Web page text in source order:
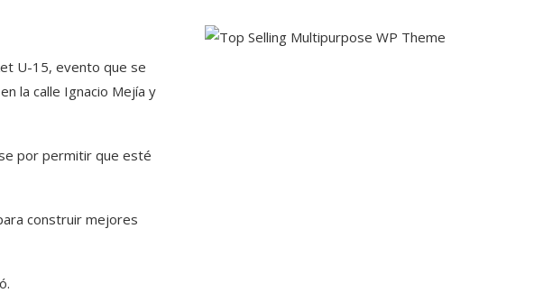
U-15, evento que se
la calle Ignacio Mejía y
por permitir que esté
construir mejores